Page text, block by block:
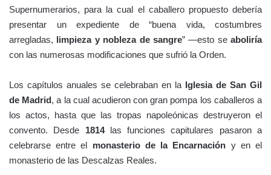
Supernumerarios, para la cual el caballero propuesto debería
presentar un expediente de “buena vida, costumbres
arregladas, limpieza y nobleza de sangre” —esto se aboliría
con las numerosas modificaciones que sufrió la Orden.
Los capítulos anuales se celebraban en la Iglesia de San Gil
de Madrid, a la cual acudieron con gran pompa los caballeros a
los actos, hasta que las tropas napoleónicas destruyeron el
convento. Desde 1814las funciones capitulares pasaron a
celebrarse entre el monasterio de la Encarnación y en el
monasterio de las Descalzas Reales.